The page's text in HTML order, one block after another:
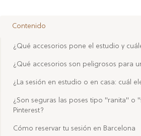
Contenido
¿Qué accesorios pone el estudio y
¿Qué accesorios son peligrosos para
¿La sesión en estudio o en casa: cuál
¿Son seguras las poses tipo "ranita" o
Pinterest?
Cómo reservar tu sesión en Barcelona